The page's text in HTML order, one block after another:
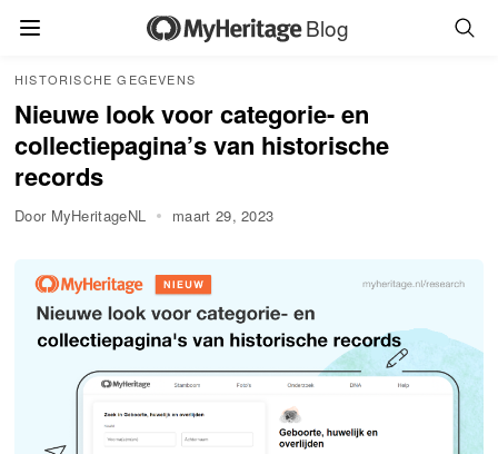
Blog
HISTORISCHE GEGEVENS
Nieuwe look voor categorie- en
collectiepagina’s van historische
records
Door MyHeritageNL maart 29, 2023